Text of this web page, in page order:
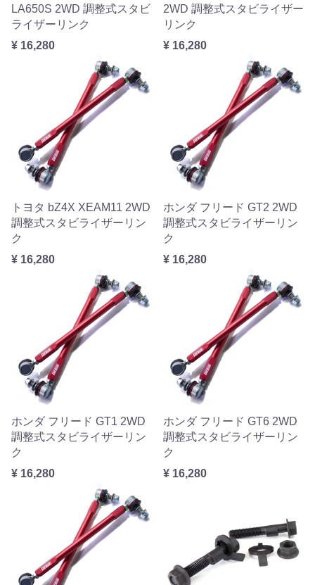
LA650S 2WD 調整式スタビ
ライザーリンク
¥ 16,280
2WD 調整式スタビライザー
リンク
¥ 16,280
トヨタ bZ4X XEAM11 2WD
調整式スタビライザーリン
ク
¥ 16,280
ホンダ フリード GT2 2WD
調整式スタビライザーリン
ク
¥ 16,280
ホンダ フリード GT1 2WD
調整式スタビライザーリン
ク
¥ 16,280
ホンダ フリード GT6 2WD
調整式スタビライザーリン
ク
¥ 16,280